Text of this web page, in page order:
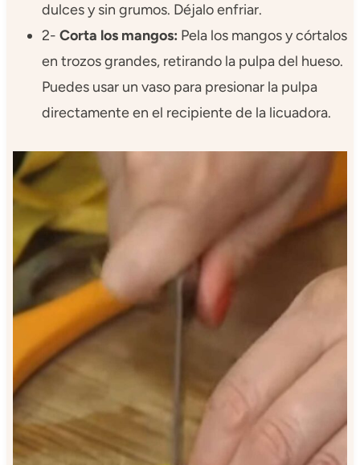
dulces y sin grumos. Déjalo enfriar.
2- Corta los mangos: Pela los mangos y córtalos
en trozos grandes, retirando la pulpa del hueso.
Puedes usar un vaso para presionar la pulpa
directamente en el recipiente de la licuadora.